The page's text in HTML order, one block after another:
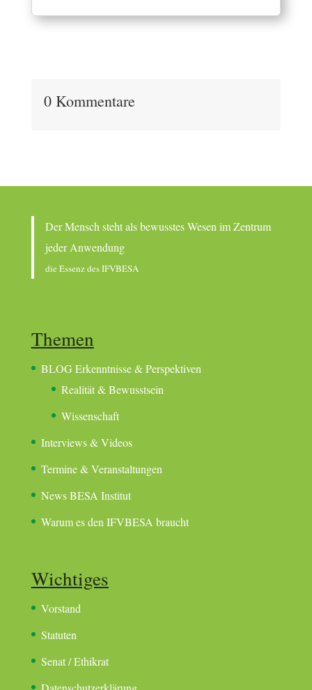
0 Kommentare
Der Mensch steht als bewusstes Wesen im Zentrum
jeder Anwendung
die Essenz des IFVBESA
Themen
BLOG Erkenntnisse & Perspektiven
Realität & Bewusstsein
Wissenschaft
Interviews & Videos
Termine & Veranstaltungen
News BESA Institut
Warum es den IFVBESA braucht
Wichtiges
Vorstand
Statuten
Senat / Ethikrat